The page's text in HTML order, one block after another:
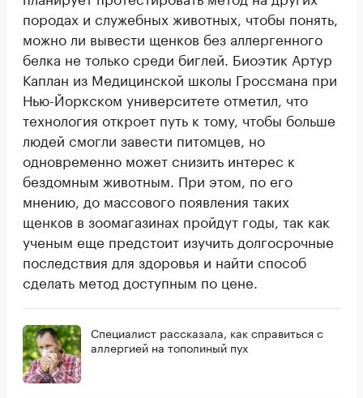
породах и служебных животных, чтобы понять,
можно ли вывести щенков без аллергенного
белка не только среди биглей. Биоэтик Артур
Каплан из Медицинской школы Гроссмана при
Нью-Йоркском университете отметил, что
технология откроет путь к тому, чтобы больше
людей смогли завести питомцев, но
одновременно может снизить интерес к
бездомным животным. При этом, по его
мнению, до массового появления таких
щенков в зоомагазинах пройдут годы, так как
ученым еще предстоит изучить долгосрочные
последствия для здоровья и найти способ
сделать метод доступным по цене.
Специалист рассказала, как справиться с
аллергией на тополиный пух